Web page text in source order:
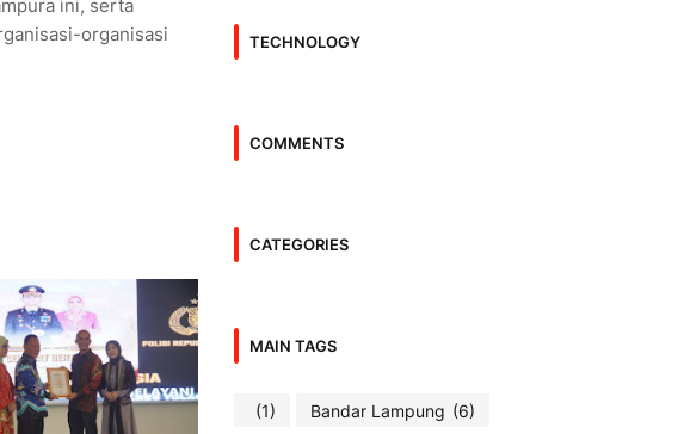
ini, serta
organisasi
TECHNOLOGY
COMMENTS
CATEGORIES
MAIN TAGS
(1) Bandar Lampung (6)